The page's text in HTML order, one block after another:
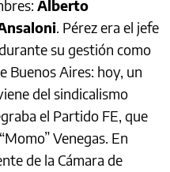
Alberto
. Pérez era el jefe
su gestión como
Buenos Aires: hoy, un
del sindicalismo
el Partido FE, que
Venegas. En
de la Cámara de